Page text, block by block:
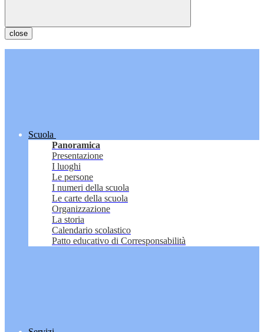
close
Scuola
Panoramica
Presentazione
I luoghi
Le persone
I numeri della scuola
Le carte della scuola
Organizzazione
La storia
Calendario scolastico
Patto educativo di Corresponsabilità